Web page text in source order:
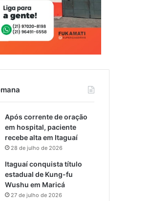
Após corrente de oração
em hospital, paciente
recebe alta em Itaguaí
28 de julho de 2026
Itaguaí conquista título
estadual de Kung-fu
Wushu em Maricá
27 de julho de 2026